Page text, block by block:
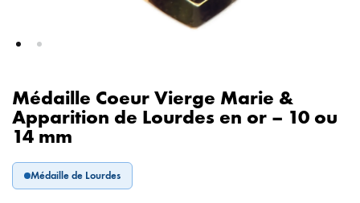
Médaille Coeur Vierge Marie &
Apparition de Lourdes en or – 10 ou
14 mm
Médaille de Lourdes